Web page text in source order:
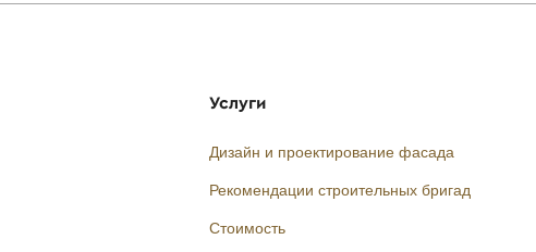
Услуги
Дизайн и проектирование фасада
Рекомендации строительных бригад
Стоимость